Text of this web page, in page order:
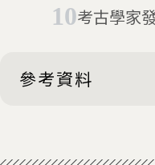
考古學家
參考資料